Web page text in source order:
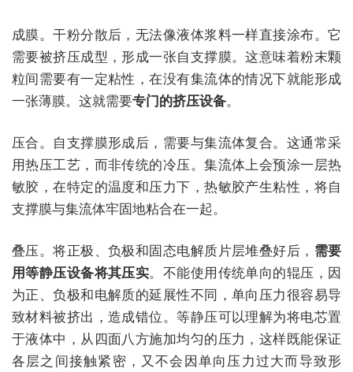
成膜。干粉分散后，无法像液体浆料一样直接涂布。它
需要被挤压成型，形成一张自支撑膜。这意味着粉末颗
粒间需要有一定粘性，在没有集流体的情况下就能形成
一张薄膜。这就需要专门的挤压设备。
压合。自支撑膜形成后，需要与集流体复合。这通常采
用热压工艺，而非传统的冷压。集流体上会预涂一层热
敏胶，在特定的温度和压力下，热敏胶产生粘性，将自
支撑膜与集流体牢固地粘合在一起。
叠压。将正极、负极和固态电解质片层堆叠好后， 需要
用等静压设备将其压实。不能使用传统单向的辊压，因
为正、负极和电解质的延展性不同，单向压力很容易导
致材料被挤出，造成错位。等静压可以理解为将电芯置
于液体中，从四面八方施加均匀的压力，这样既能保证
各层之间接触紧密，又不会因单向压力过大而导致形